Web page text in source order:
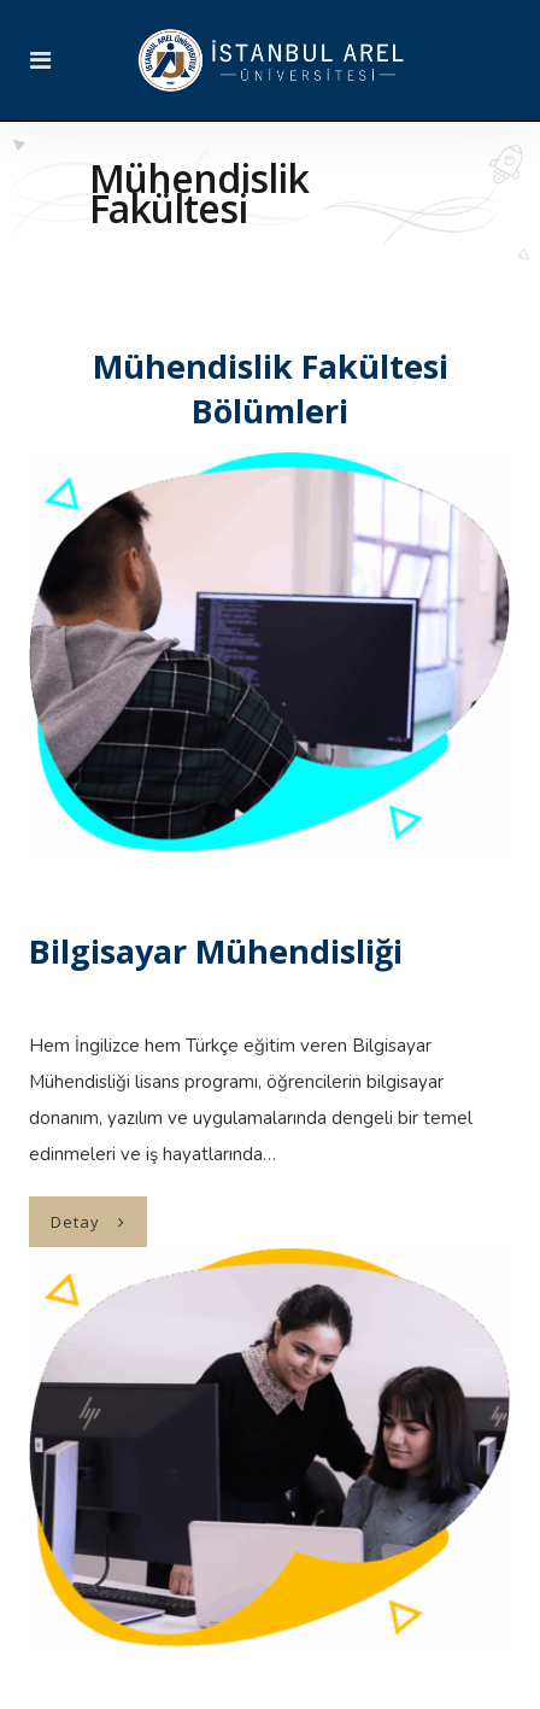
Mühendislik
Fakültesi
Mühendislik Fakültesi
Bölümleri
Bilgisayar Mühendisliği
Hem İngilizce hem Türkçe eğitim veren Bilgisayar
Mühendisliği lisans programı, öğrencilerin bilgisayar
donanım, yazılım ve uygulamalarında dengeli bir temel
edinmeleri ve iş hayatlarında…
Detay